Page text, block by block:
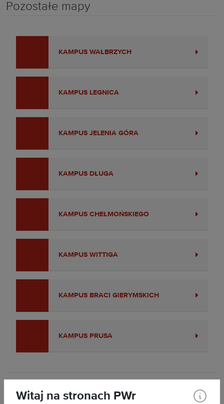
Pozostałe mapy
KAMPUS WAŁBRZYCH
KAMPUS LEGNICA
KAMPUS JELENIA GÓRA
KAMPUS DŁUGA
KAMPUS CHEŁMOŃSKIEGO
KAMPUS WITTIGA
KAMPUS BRACI GIERYMSKICH
KAMPUS PRUSA
Drukuj
Witaj na stronach PWr